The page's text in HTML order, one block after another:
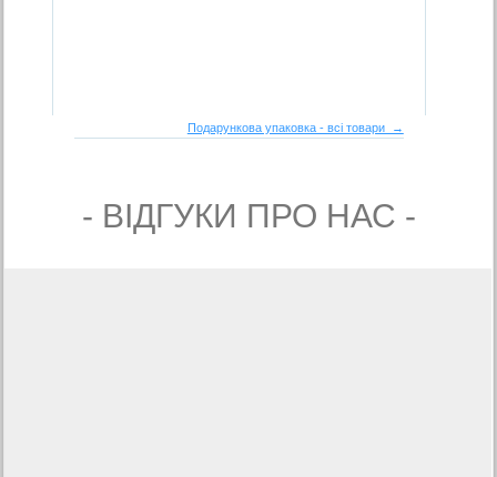
Подарункова упаковка - всі товари →
- ВIДГУКИ ПРО НАС -